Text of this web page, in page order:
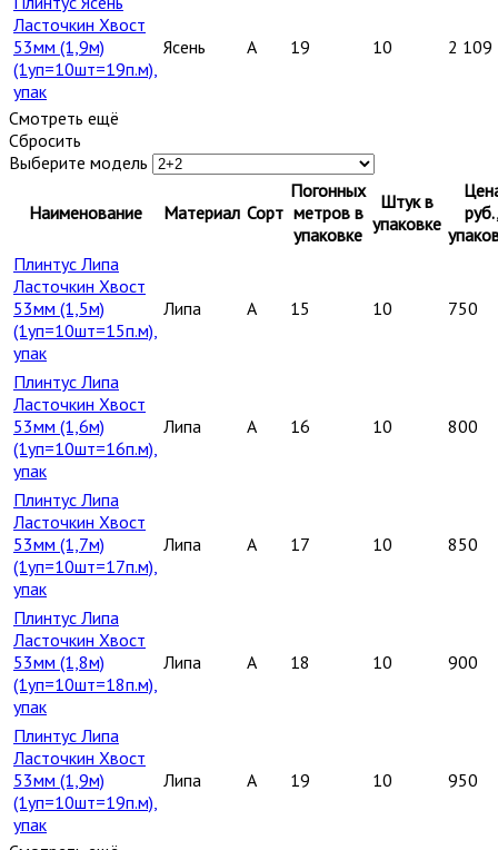
Ласточкин Хвост
53мм (1,9м)
(1уп=10шт=19п.м),
упак
Ясень A 19 10 2 109
Смотреть ещё
Сбросить
Выберите модель
Наименование Материал Сорт
Погонных
метров в
упаковке
Штук в
упаковке
Плинтус Липа
Ласточкин Хвост
53мм (1,5м)
(1уп=10шт=15п.м),
упак
Липа A 15 10 750
Плинтус Липа
Ласточкин Хвост
53мм (1,6м)
(1уп=10шт=16п.м),
упак
Липа A 16 10 800
Плинтус Липа
Ласточкин Хвост
53мм (1,7м)
(1уп=10шт=17п.м),
упак
Липа A 17 10 850
Плинтус Липа
Ласточкин Хвост
53мм (1,8м)
(1уп=10шт=18п.м),
упак
Липа A 18 10 900
Плинтус Липа
Ласточкин Хвост
53мм (1,9м)
(1уп=10шт=19п.м),
упак
Липа A 19 10 950